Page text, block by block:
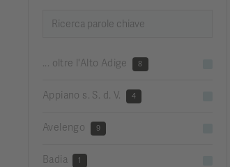
... oltre l'Alto Adige 8
Appiano s. S. d. V. 4
Avelengo 9
Badia 1